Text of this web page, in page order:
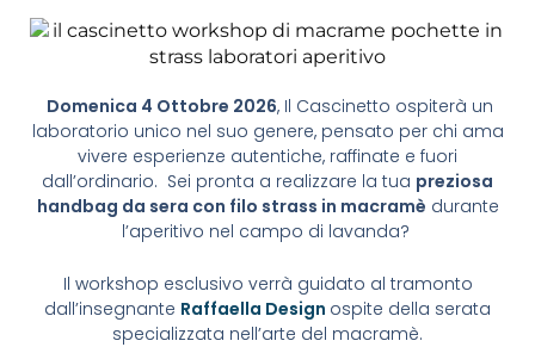
Domenica 4 Ottobre 2026, Il Cascinetto ospiterà un
laboratorio unico nel suo genere, pensato per chi ama
vivere esperienze autentiche, raffinate e fuori
dall’ordinario. Sei pronta a realizzare la tua preziosa
handbag da sera con filo strass in macramè durante
l’aperitivo nel campo di lavanda?
Il workshop esclusivo verrà guidato al tramonto
dall’insegnante Raffaella Design ospite della serata
specializzata nell’arte del macramè.